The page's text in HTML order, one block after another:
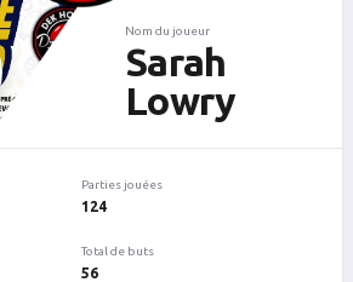
Nom du joueur
Sarah
Lowry
Parties jouées
124
Total de buts
56